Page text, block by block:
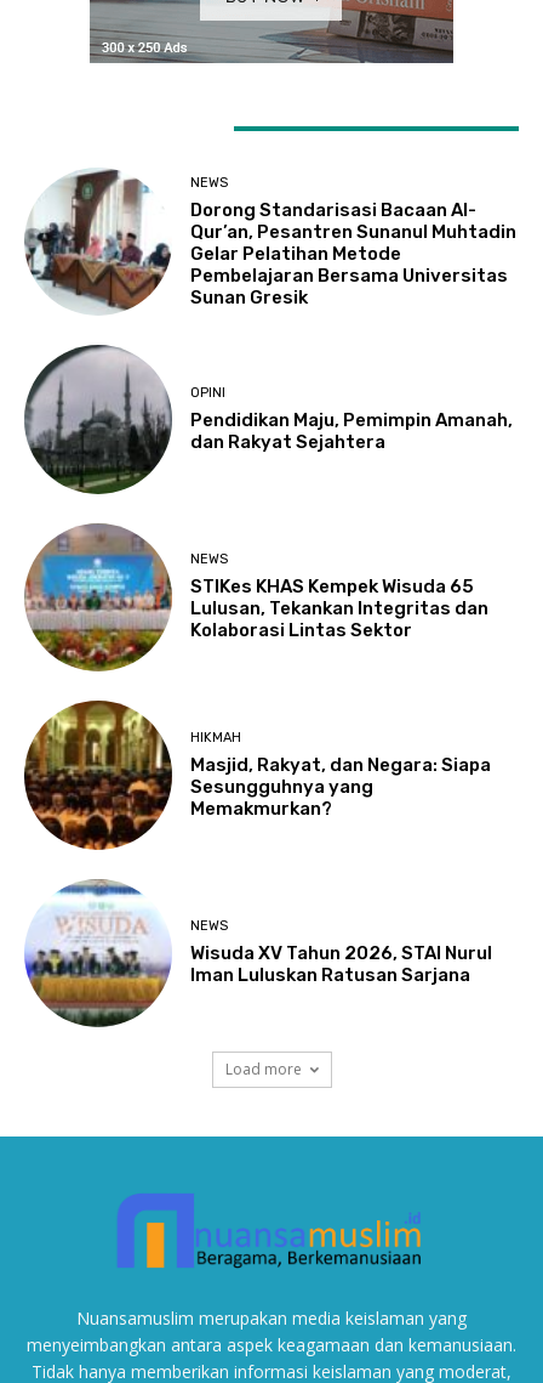
NEWS
Dorong Standarisasi Bacaan Al-
Qur’an, Pesantren Sunanul Muhtadin
Gelar Pelatihan Metode
Pembelajaran Bersama Universitas
Sunan Gresik
OPINI
Pendidikan Maju, Pemimpin Amanah,
dan Rakyat Sejahtera
NEWS
STIKes KHAS Kempek Wisuda 65
Lulusan, Tekankan Integritas dan
Kolaborasi Lintas Sektor
HIKMAH
Masjid, Rakyat, dan Negara: Siapa
Sesungguhnya yang
Memakmurkan?
NEWS
Wisuda XV Tahun 2026, STAI Nurul
Iman Luluskan Ratusan Sarjana
Load more
Nuansamuslim merupakan media keislaman yang
menyeimbangkan antara aspek keagamaan dan kemanusiaan.
Tidak hanya memberikan informasi keislaman yang moderat,